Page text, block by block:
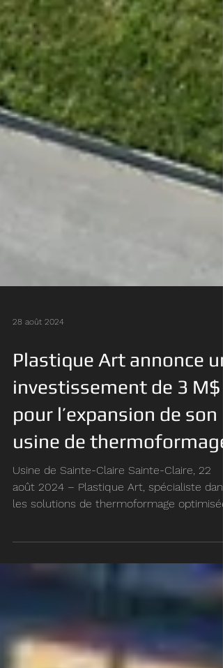
Plastique Art annonce un
investissement de 3 M$
pour l’expansion de son
usine de thermoformage.
Usine de Sainte-Claire Sainte-Claire, 22
août 2024 – Plastique Art, spécialiste dans
est fier...